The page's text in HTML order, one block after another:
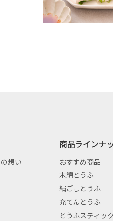
想い
商品ラインナ
おすすめ商品
木綿とうふ
絹ごしとうふ
充てんとうふ
とうふスティック